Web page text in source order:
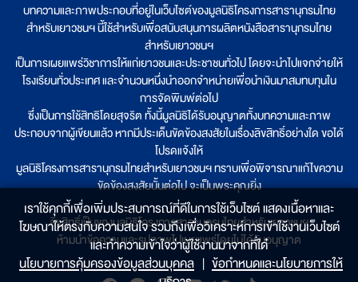
บทความและภาพประกอบที่อยู่ในเว็บไซต์ของมูลนิธิโครงการสารานุกรมไทย
สำหรับเยาวชนฯ นี้ใช้สำหรับเพื่อสนับสนุนการผลิตหนังสือสารานุกรมไทย
สำหรับเยาวชนฯ
เป็นการเผยแพร่วิชาการให้แก่เยาวชนและประชาชนทั่วไป โดยจะนำไปแจกจ่ายให้
โรงเรียนทั่วประเทศ และจำนวนหนึ่งนำออกจำหน่ายเพื่อนำเงินมาสมทบทุนใน
การจัดพิมพ์ต่อไป
ซึ่งเป็นการใช้สิทธิโดยสุจริต ทั้งนี้มูลนิธิได้รับอนุญาตทั้งบทความและภาพ
ประกอบจากผู้เขียนแล้ว หากมีประเด็นขัดข้องสงสัยในเรื่องลิขสิทธิ์อย่างใด ขอได้
โปรดแจ้งให้
มูลนิธิโครงการสารานุกรมไทยสำหรับเยาวชนฯ ทราบเพื่อพิจารณาแก้ไขความ
ขัดข้องสงสัยนั้นต่อไป จะเป็นพระคุณยิ่ง
ลิขสิทธิ์เป็นของมูลนิธิโครงการสารานุกรมไทยสำหรับเยาวชนฯ
ห้ามนำข้อความและรูปภาพไปเผยแพร่โดยไม่ได้รับอนุญาต
เราใช้คุกกี้เพื่อเพิ่มประสบการณ์ที่ดีในการใช้เว็บไซต์ แสดงเนื้อหาและ
โฆษณาให้ตรงกับความสนใจ รวมถึงเพื่อวิเคราะห์การเข้าใช้งานเว็บไซต์
และทำความเข้าใจว่าผู้ใช้งานมาจากที่ใด๋
นโยบายการคุ้มครองข้อมูลส่วนบุคคล | ข้อกำหนดและนโยบายการให้